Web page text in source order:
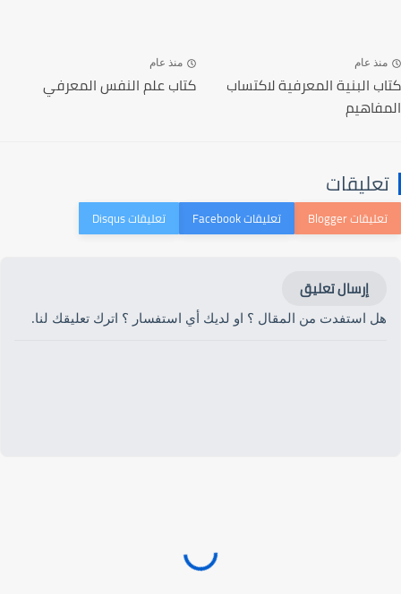
منذ عام
كتاب البنية المعرفية لاكتساب
المفاهيم
منذ عام
كتاب علم النفس المعرفي
تعليقات
إرسال تعليق
هل استفدت من المقال ؟ او لديك أي استفسار ؟ اترك تعليقك لنا.